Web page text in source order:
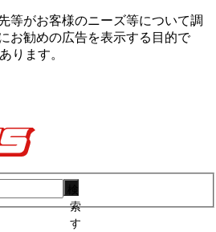
等がお客様のニーズ等について調
お勧めの広告を表⽰する⽬的で
ります。
索
す